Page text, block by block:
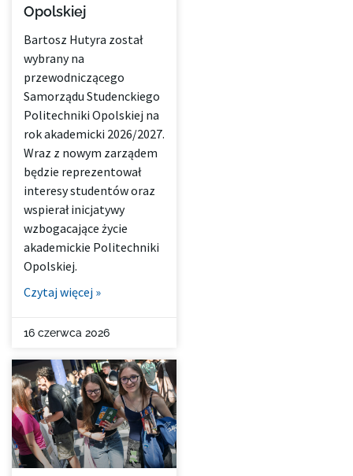
Opolskiej
Bartosz Hutyra został
wybrany na
przewodniczącego
Samorządu Studenckiego
Politechniki Opolskiej na
rok akademicki 2026/2027.
Wraz z nowym zarządem
będzie reprezentował
interesy studentów oraz
wspierał inicjatywy
wzbogacające życie
akademickie Politechniki
Opolskiej.
Czytaj więcej »
16 czerwca 2026